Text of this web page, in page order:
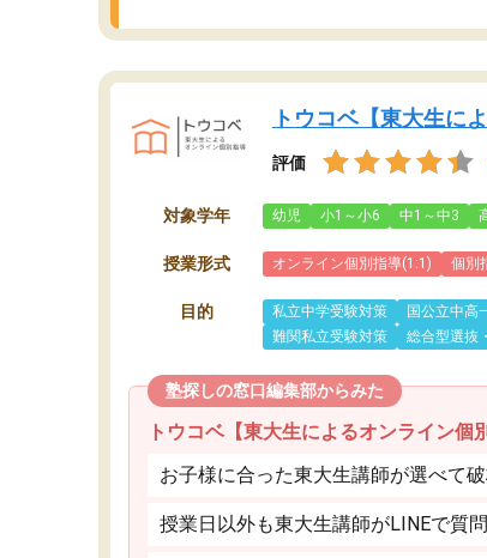
トウコベ【東大生に
評価
対象学年 幼児 小1～小6 中1～中3
授業形式 オンライン個別指導(1:1) 個別
目的 私立中学受験対策 国公立中高
難関私立受験対策
総合型選抜
塾探しの窓口編集部からみた
トウコベ【東大生によるオンライン個
お子様に合った東大生講師が選べて
授業日以外も東大生講師がLINEで質